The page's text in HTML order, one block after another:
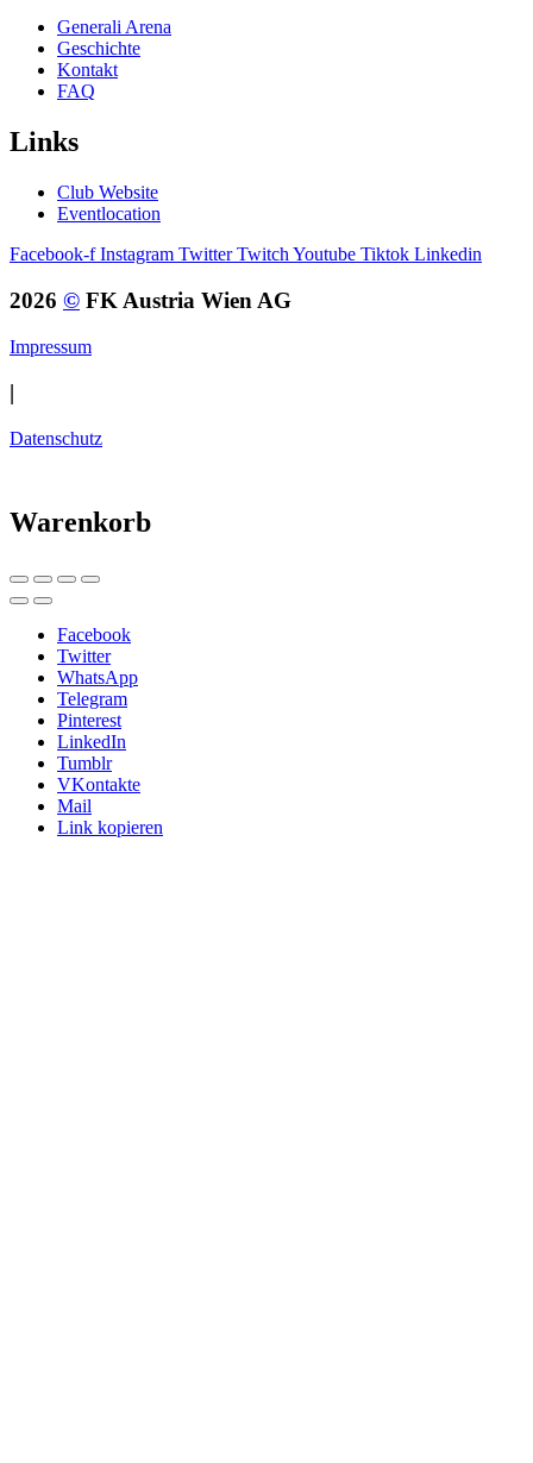
Generali Arena
Geschichte
Kontakt
FAQ
Links
Club Website
Eventlocation
Facebook-f Instagram Twitter Twitch Youtube Tiktok Linkedin
2026 © FK Austria Wien AG
Impressum
|
Datenschutz
Warenkorb
Facebook
Twitter
WhatsApp
Telegram
Pinterest
LinkedIn
Tumblr
VKontakte
Mail
Link kopieren